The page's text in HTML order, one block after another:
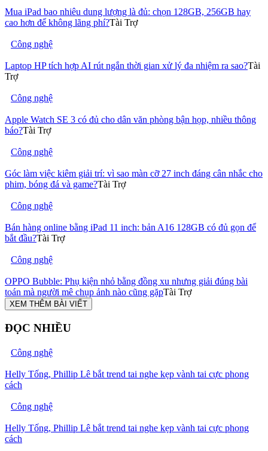
Mua iPad bao nhiêu dung lượng là đủ: chọn 128GB, 256GB hay
cao hơn để không lãng phí?Tài Trợ
Công nghệ
Laptop HP tích hợp AI rút ngắn thời gian xử lý đa nhiệm ra sao?Tài
Trợ
Công nghệ
Apple Watch SE 3 có đủ cho dân văn phòng bận họp, nhiều thông
báo?Tài Trợ
Công nghệ
Góc làm việc kiêm giải trí: vì sao màn cỡ 27 inch đáng cân nhắc cho
phim, bóng đá và game?Tài Trợ
Công nghệ
Bán hàng online bằng iPad 11 inch: bản A16 128GB có đủ gọn để
bắt đầu?Tài Trợ
Công nghệ
OPPO Bubble: Phụ kiện nhỏ bằng đồng xu nhưng giải đúng bài
toán mà người mê chụp ảnh nào cũng gặpTài Trợ
XEM THÊM BÀI VIẾT
ĐỌC NHIỀU
Công nghệ
Helly Tống, Phillip Lê bắt trend tai nghe kẹp vành tai cực phong
cách
Công nghệ
Helly Tống, Phillip Lê bắt trend tai nghe kẹp vành tai cực phong
cách